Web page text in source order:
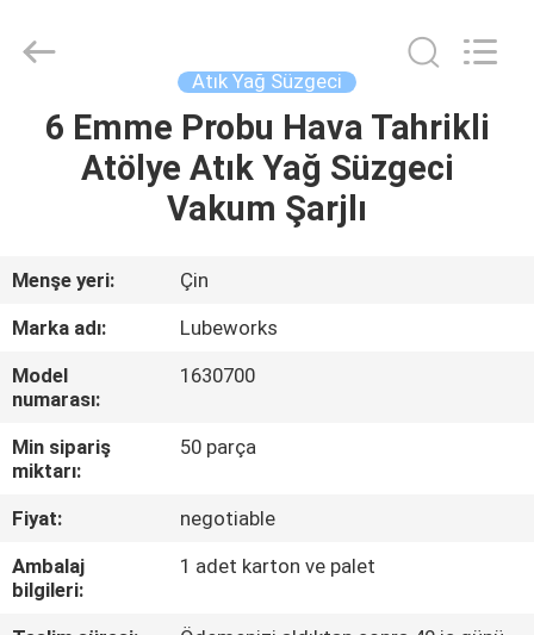
VIDEOLAR
HAKKIMIZDA
FABRIKA
TURU
KALITE
Atık Yağ Süzgeci
6 Emme Probu Hava Tahrikli
Atölye Atık Yağ Süzgeci
Vakum Şarjlı
Menşe yeri:
Çin
Marka adı:
Lubeworks
Model
numarası:
1630700
Min sipariş
miktarı:
50 parça
Fiyat:
negotiable
Ambalaj
bilgileri:
1 adet karton ve palet